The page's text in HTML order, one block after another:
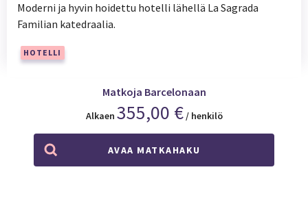
Moderni ja hyvin hoidettu hotelli lähellä La Sagrada
Familian katedraalia.
HOTELLI
Matkoja Barcelonaan
Alkaen 355,00 €/ henkilö
AVAA MATKAHAKU